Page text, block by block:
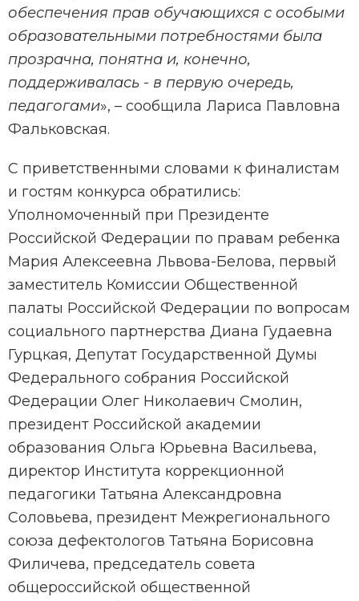
обеспечения прав обучающихся с особыми
образовательными потребностями была
прозрачна, понятна и, конечно,
поддерживалась - в первую очередь,
педагогами», – сообщила Лариса Павловна
Фальковская.
С приветственными словами к финалистам
и гостям конкурса обратились:
Уполномоченный при Президенте
Российской Федерации по правам ребенка
Мария Алексеевна Львова-Белова, первый
заместитель Комиссии Общественной
палаты Российской Федерации по вопросам
социального партнерства Диана Гудаевна
Гурцкая, Депутат Государственной Думы
Федерального собрания Российской
Федерации Олег Николаевич Смолин,
президент Российской академии
образования Ольга Юрьевна Васильева,
директор Института коррекционной
педагогики Татьяна Александровна
Соловьева, президент Межрегионального
союза дефектологов Татьяна Борисовна
Филичева, председатель совета
общероссийской общественной